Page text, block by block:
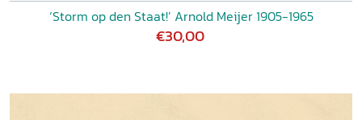
‘Storm op den Staat!’ Arnold Meijer 1905-1965
€30,00